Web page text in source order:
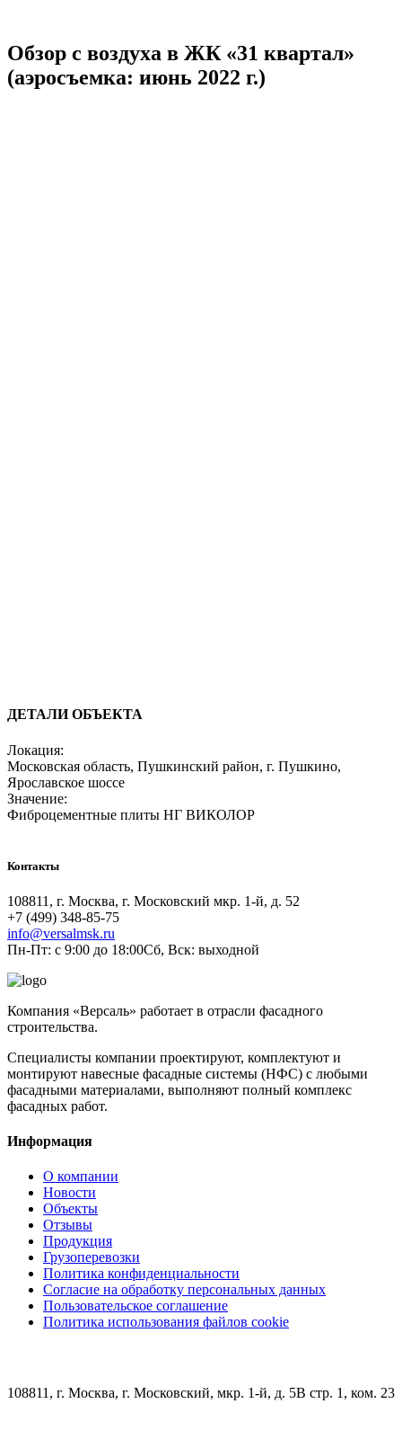
Обзор с воздуха в ЖК «31 квартал»
(аэросъемка: июнь 2022 г.)
ДЕТАЛИ ОБЪЕКТА
Локация:
Московская область, Пушкинский район, г. Пушкино,
Ярославское шоссе
Значение:
Фиброцементные плиты НГ ВИКОЛОР
Контакты
108811, г. Москва, г. Московский мкр. 1-й, д. 52
+7 (499) 348-85-75
info@versalmsk.ru
Пн-Пт: с 9:00 до 18:00Сб, Вск: выходной
Компания «Версаль» работает в отрасли фасадного
строительства.
Специалисты компании проектируют, комплектуют и
монтируют навесные фасадные системы (НФС) с любыми
фасадными материалами, выполняют полный комплекс
фасадных работ.
Информация
О компании
Новости
Объекты
Отзывы
Продукция
Грузоперевозки
Политика конфиденциальности
Согласие на обработку персональных данных
Пользовательское соглашение
Политика использования файлов cookie
108811, г. Москва, г. Московский, мкр. 1-й, д. 5В стр. 1, ком. 23